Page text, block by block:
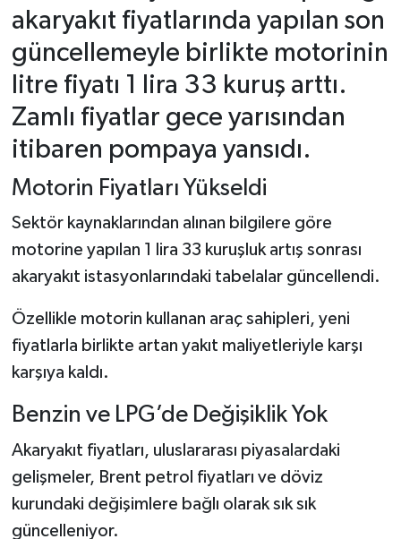
akaryakıt fiyatlarında yapılan son
güncellemeyle birlikte motorinin
litre fiyatı 1 lira 33 kuruş arttı.
Zamlı fiyatlar gece yarısından
itibaren pompaya yansıdı.
Motorin Fiyatları Yükseldi
Sektör kaynaklarından alınan bilgilere göre
motorine yapılan 1 lira 33 kuruşluk artış sonrası
akaryakıt istasyonlarındaki tabelalar güncellendi.
Özellikle motorin kullanan araç sahipleri, yeni
fiyatlarla birlikte artan yakıt maliyetleriyle karşı
karşıya kaldı.
Benzin ve LPG’de Değişiklik Yok
Akaryakıt fiyatları, uluslararası piyasalardaki
gelişmeler, Brent petrol fiyatları ve döviz
kurundaki değişimlere bağlı olarak sık sık
güncelleniyor.